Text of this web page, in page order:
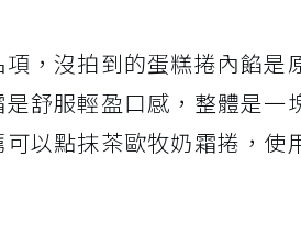
，沒拍到的蛋糕捲內餡
舒服輕盈口感，整體是
以點抹茶歐牧奶霜捲，使